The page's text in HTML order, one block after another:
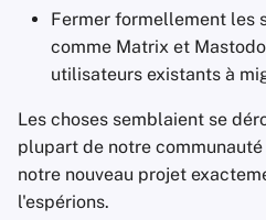
Fermer formellement les
comme Matrix et
utilisateurs existants à
Les choses semblaient se
plupart de notre
notre nouveau projet
l'espérions.